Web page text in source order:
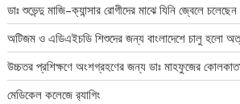
ডাঃ শুভেন্দু মাজি–ক্যান্সার রোগীদের মাঝে যিনি জ্বেলে
অটিজম ও এডিএইচডি শিশুদের জন্য বাংলাদেশে চালু হলো
উচ্চতর প্রশিক্ষণে অংশগ্রহণের জন্য ডাঃ মাহফুজের
মেডিকেল কলেজে র‍্যাগিং